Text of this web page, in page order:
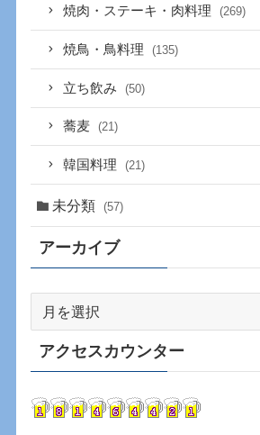
焼肉・ステーキ・肉料理 (269)
焼鳥・鳥料理 (135)
立ち飲み (50)
蕎麦 (21)
韓国料理 (21)
未分類 (57)
アーカイブ
カ
イ
アクセスカウンター